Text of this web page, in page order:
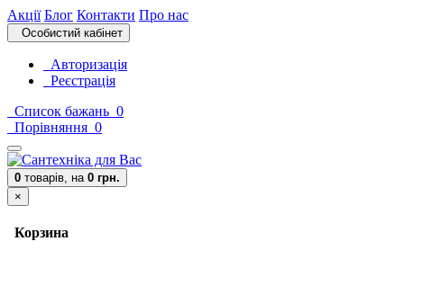
Акції Блог Контакти Про нас
Особистий кабінет
Авторизація
Реєстрація
Список бажань 0
Порівняння 0
0 товарів, на 0 грн.
×
Корзина